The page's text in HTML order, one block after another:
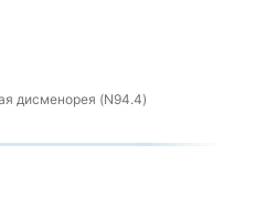
дисменорея (N94.4)